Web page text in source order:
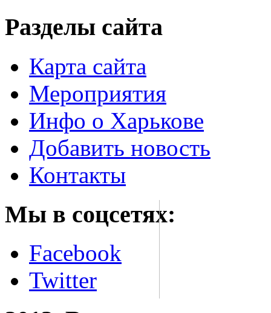
Разделы сайта
Карта сайта
Мероприятия
Инфо о Харькове
Добавить новость
Контакты
Мы в соцсетях:
Facebook
Twitter